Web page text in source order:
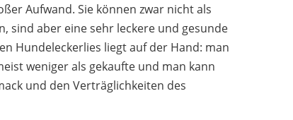
Aufwand. Sie können zwar nicht als
sind aber eine sehr leckere und gesunde
Hundeleckerlies liegt auf der Hand: man
weniger als gekaufte und man kann
und den Verträglichkeiten des